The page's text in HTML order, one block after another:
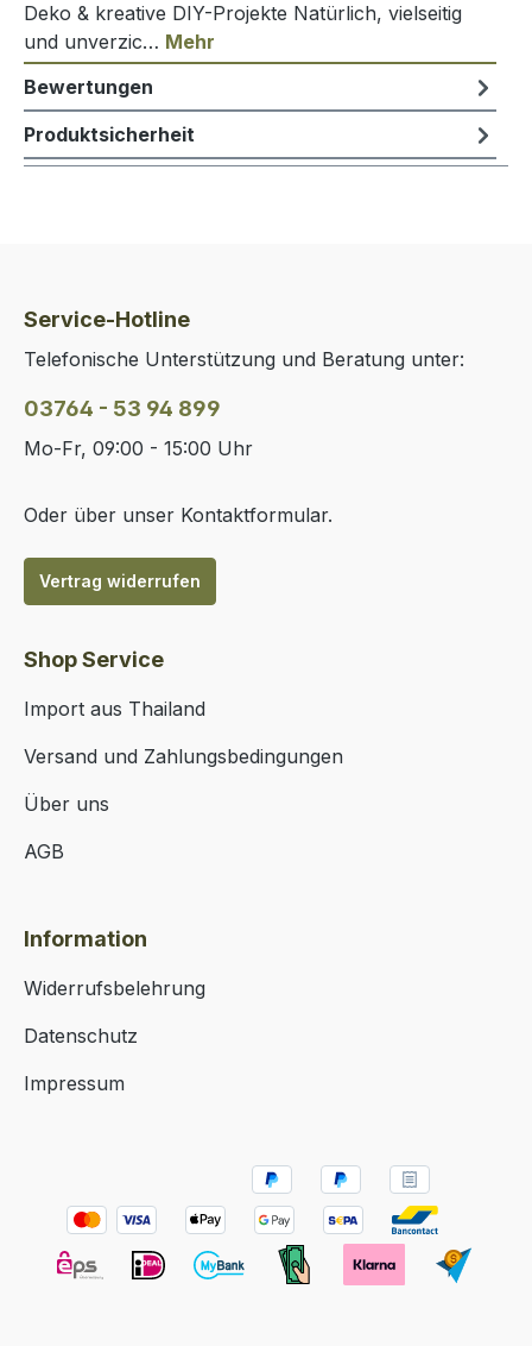
Deko & kreative DIY-Projekte Natürlich, vielseitig
und unverzic… Mehr
Bewertungen
Produktsicherheit
Service-Hotline
Telefonische Unterstützung und Beratung unter:
03764 - 53 94 899
Mo-Fr, 09:00 - 15:00 Uhr
Oder über unser Kontaktformular.
Vertrag widerrufen
Shop Service
Import aus Thailand
Versand und Zahlungsbedingungen
Über uns
AGB
Information
Widerrufsbelehrung
Datenschutz
Impressum